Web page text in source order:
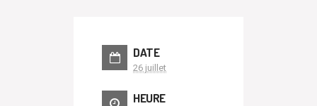
DATE
26 juillet
HEURE